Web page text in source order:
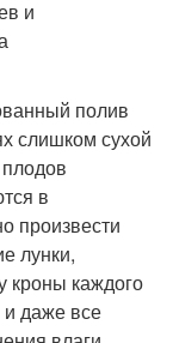
полив
слишком сухой
в
произвести
лунки,
кроны каждого
и даже все